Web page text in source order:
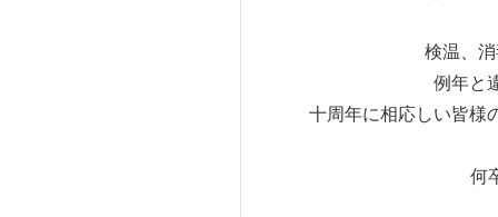
検温、
例年と
十周年に相応しい皆様
何